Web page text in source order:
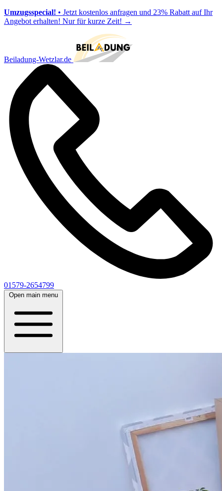
Umzugsspecial! • Jetzt kostenlos anfragen und 23% Rabatt auf Ihr
Angebot erhalten! Nur für kurze Zeit! →
Beiladung-Wetzlar.de
01579-2654799
Open main menu